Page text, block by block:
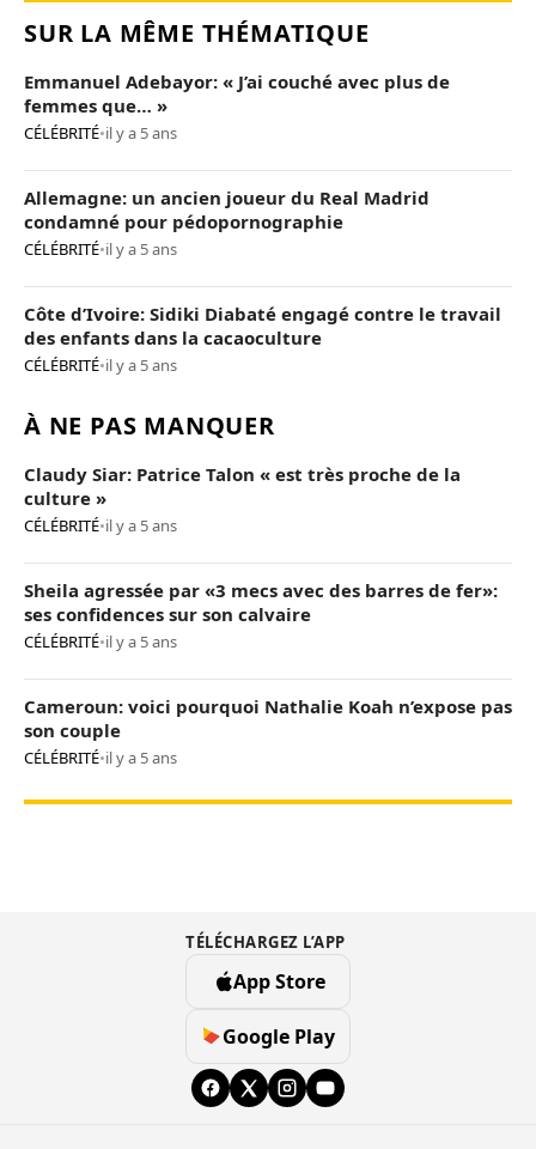
SUR LA MÊME THÉMATIQUE
Emmanuel Adebayor: « J’ai couché avec plus de
femmes que… »
CÉLÉBRITÉ•il y a 5 ans
Allemagne: un ancien joueur du Real Madrid
condamné pour pédopornographie
CÉLÉBRITÉ•il y a 5 ans
Côte d’Ivoire: Sidiki Diabaté engagé contre le travail
des enfants dans la cacaoculture
CÉLÉBRITÉ•il y a 5 ans
À NE PAS MANQUER
Claudy Siar: Patrice Talon « est très proche de la
culture »
CÉLÉBRITÉ•il y a 5 ans
Sheila agressée par «3 mecs avec des barres de fer»:
ses confidences sur son calvaire
CÉLÉBRITÉ•il y a 5 ans
Cameroun: voici pourquoi Nathalie Koah n’expose pas
son couple
CÉLÉBRITÉ•il y a 5 ans
TÉLÉCHARGEZ L’APP
App Store
Google Play